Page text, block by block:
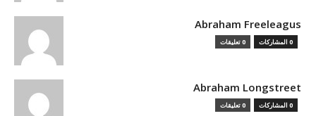
Abraham Freeleagus
0 المشاركات 0 تعليقات
Abraham Longstreet
0 المشاركات 0 تعليقات